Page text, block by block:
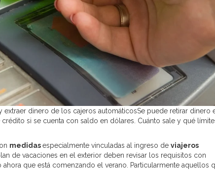
extraer dinero de los cajeros automáticosSe puede retirar dinero
si se cuenta con saldo en dólares. Cuánto sale y qué
medidasespecialmente vinculadas al ingreso de viajeros
de vacaciones en el exterior deben revisar los requisitos con
que está comenzando el verano. Particularmente aquellos